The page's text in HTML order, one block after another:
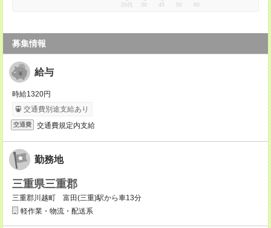
20代 30 40 50 60
募集情報
給与
時給1320円
交通費別途支給あり
交通費 交通費規定内支給
勤務地
三重県三重郡
三重郡川越町 富田(三重)駅から車13分
軽作業・物流・配送系